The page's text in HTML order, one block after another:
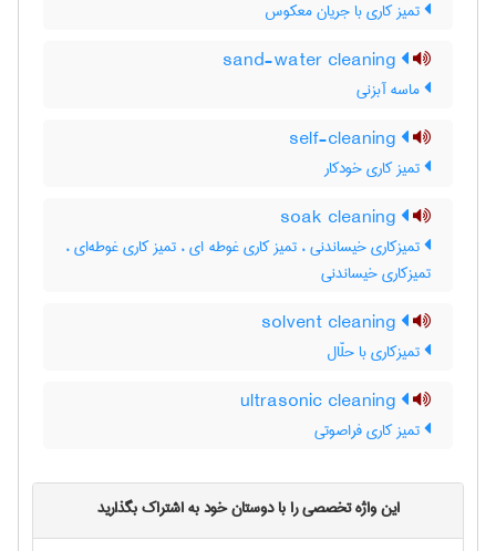
تمیز کاری با جریان معکوس
ماسه آبزنی
تمیز کاری خودکار
تمیزکاری خیساندنی ، تمیز کاری غوطه ای ، تمیز کاری غوطه‌ای ،
تمیز‌کاری خیساندنی
تمیزکاری با حلّال
تمیز کاری فراصوتی
این واژه تخصصی را با دوستان خود به اشتراک بگذارید